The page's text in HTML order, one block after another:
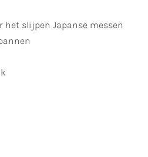
slijpen Japanse messen